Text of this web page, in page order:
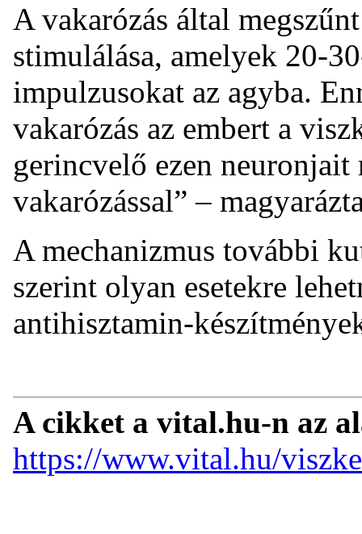
A vakarózás által
stimulálása, amelyek 20-
impulzusokat az agyba.
vakarózás az embert a
gerincvelő ezen
vakarózással” –
A mechanizmus további
szerint olyan esetekre
antihisztamin-
A cikket a vital.hu-n az
https://www.vital.hu/